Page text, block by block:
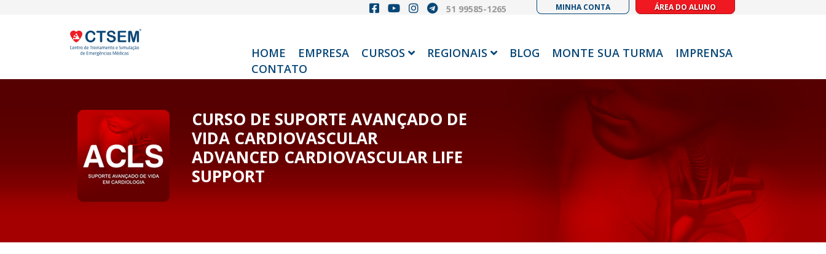
MINHA CONTA ÁREA DO ALUNO
51 99585-1265
HOME EMPRESA CURSOS REGIONAIS BLOG MONTE SUA TURMA
IMPRENSA
CONTATO
CURSO DE SUPORTE AVANÇADO DE
VIDA CARDIOVASCULAR
ADVANCED CARDIOVASCULAR LIFE
SUPPORT